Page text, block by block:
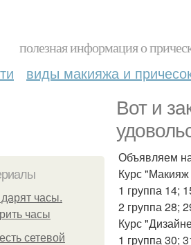
полезная информация о
виды макияжа и
Вот и
дарят часы.
часы
сетевой
Объявляем
Курс
1 группа 14;
2 группа 28;
Курс
1 группа 30;